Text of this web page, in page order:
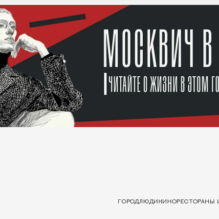
ГОРОДЛЮДИ КИНОРЕСТОРАНЫ